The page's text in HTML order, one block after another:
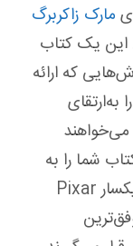
مارک زاکربرگ
این یک کتاب
که ارائه
می‌خواهند
شما را به‌
جلسات مرکزی شرکت بزرگ انیمیشن پیکسار Pixar